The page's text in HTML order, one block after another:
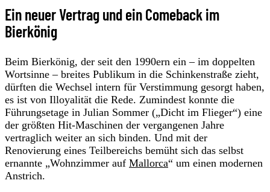
Ein neuer Vertrag und ein Comeback im
Bierkönig
Beim Bierkönig, der seit den 1990ern ein – im doppelten
Wortsinne – breites Publikum in die Schinkenstraße zieht,
dürften die Wechsel intern für Verstimmung gesorgt haben,
es ist von Illoyalität die Rede. Zumindest konnte die
Führungsetage in Julian Sommer („Dicht im Flieger“) eine
der größten Hit-Maschinen der vergangenen Jahre
vertraglich weiter an sich binden. Und mit der
Renovierung eines Teilbereichs bemüht sich das selbst
ernannte „Wohnzimmer auf Mallorca“ um einen modernen
Anstrich.